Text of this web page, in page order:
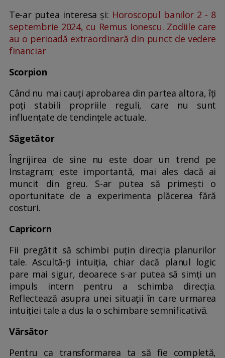
Te-ar putea interesa și: Horoscopul banilor 2 - 8
septembrie 2024, cu Remus Ionescu. Zodiile care
au o perioadă extraordinară din punct de vedere
financiar
Scorpion
Când nu mai cauți aprobarea din partea altora, îți
poți stabili propriile reguli, care nu sunt
influențate de tendințele actuale.
Săgetător
Îngrijirea de sine nu este doar un trend pe
Instagram; este importantă, mai ales dacă ai
muncit din greu. S-ar putea să primești o
oportunitate de a experimenta plăcerea fără
costuri.
Capricorn
Fii pregătit să schimbi puțin direcția planurilor
tale. Ascultă-ți intuiția, chiar dacă planul logic
pare mai sigur, deoarece s-ar putea să simți un
impuls intern pentru a schimba direcția.
Reflectează asupra unei situații în care urmarea
intuiției tale a dus la o schimbare semnificativă.
Vărsător
Pentru ca transformarea ta să fie completă,